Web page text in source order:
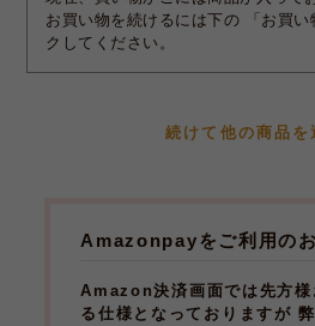
お買い物を続けるには下の 「お買
クしてください。
Amazonpayをご利用の
Amazon決済画面では先方様
る仕様となっておりますが